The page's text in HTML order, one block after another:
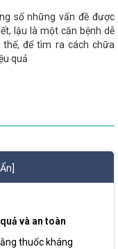
số những vấn đề được
lậu là một căn bệnh dễ
để tìm ra cách chữa
quả
và an toàn
thuốc kháng